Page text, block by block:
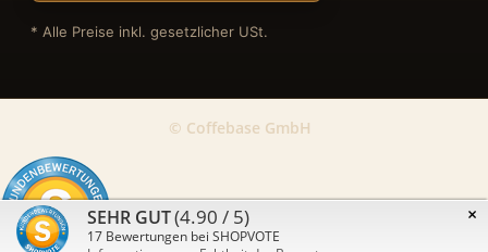
* Alle Preise inkl. gesetzlicher USt.
© Coffebase GmbH
×
SEHR GUT(4.90 / 5)
17 Bewertungen bei SHOPVOTE